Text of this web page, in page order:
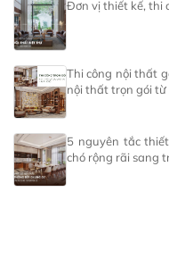
Đơn vị thiết kế, thi
Thi công nội thất
nội thất trọn gói từ
5 nguyên tắc
chó rộng rãi sang